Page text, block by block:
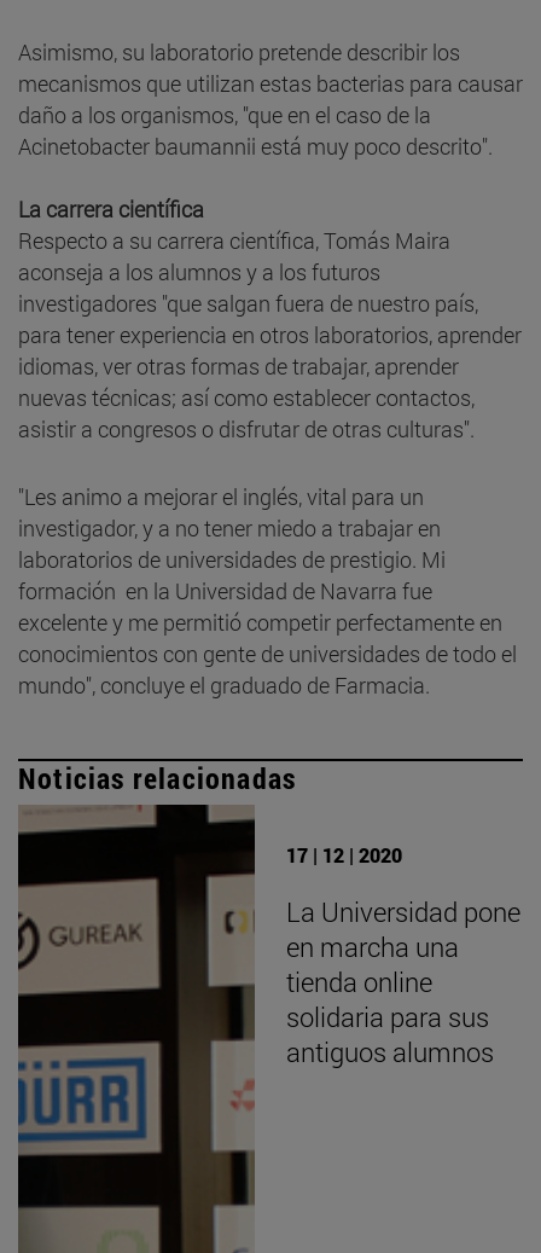
Asimismo, su laboratorio pretende describir los
mecanismos que utilizan estas bacterias para causar
daño a los organismos, "que en el caso de la
Acinetobacter baumannii está muy poco descrito".
La carrera científica
Respecto a su carrera científica, Tomás Maira
aconseja a los alumnos y a los futuros
investigadores "que salgan fuera de nuestro país,
para tener experiencia en otros laboratorios, aprender
idiomas, ver otras formas de trabajar, aprender
nuevas técnicas; así como establecer contactos,
asistir a congresos o disfrutar de otras culturas".
"Les animo a mejorar el inglés, vital para un
investigador, y a no tener miedo a trabajar en
laboratorios de universidades de prestigio. Mi
formación en la Universidad de Navarra fue
excelente y me permitió competir perfectamente en
conocimientos con gente de universidades de todo el
mundo", concluye el graduado de Farmacia.
Noticias relacionadas
17 | 12 | 2020
La Universidad pone
en marcha una
tienda online
solidaria para sus
antiguos alumnos